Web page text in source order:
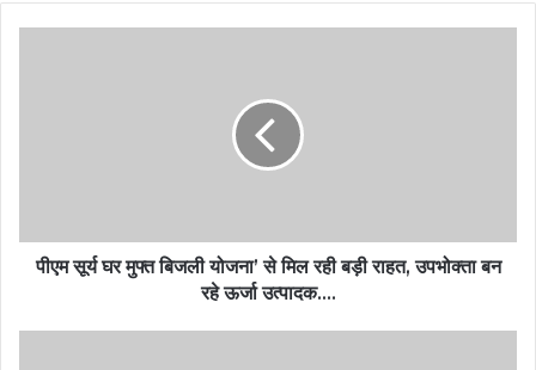
पीएम सूर्य घर मुफ्त बिजली योजना’ से मिल रही बड़ी राहत, उपभोक्ता बन
रहे ऊर्जा उत्पादक….